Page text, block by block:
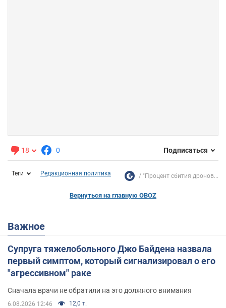
18 0 Подписаться
Теги Редакционная политика "Процент сбития дронов...
Вернуться на главную OBOZ
Важное
Супруга тяжелобольного Джо Байдена назвала
первый симптом, который сигнализировал о его
"агрессивном" раке
Сначала врачи не обратили на это должного внимания
6.08.2026 12:46 12,0 т.